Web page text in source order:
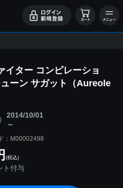
イター コンピレーショ
ーン サガット（Aureole
2014/10/01
～
：M00002498
(税込)
ト付与